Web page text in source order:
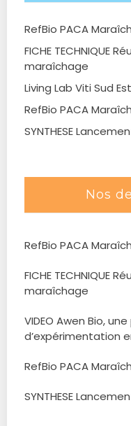
RefBio PACA
FICHE TECHNIQUE
maraîchage
Living Lab Viti Sud
RefBio PACA
SYNTHESE
Nos
RefBio PACA
FICHE TECHNIQUE Réussir ses couverts végétaux en
maraîchage
VIDEO Awen Bio,
d’expérimentation
RefBio PACA
SYNTHESE